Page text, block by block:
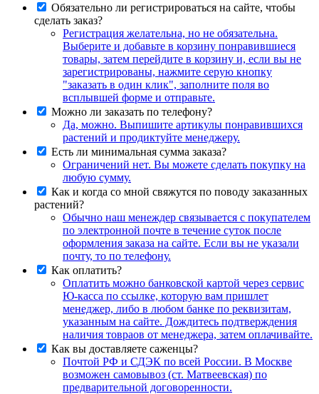
Обязательно ли регистрироваться на сайте, чтобы
сделать заказ?
Регистрация желательна, но не обязательна.
Выберите и добавьте в корзину понравившиеся
товары, затем перейдите в корзину и, если вы не
зарегистрированы, нажмите серую кнопку
"заказать в один клик", заполните поля во
всплывшей форме и отправьте.
Можно ли заказать по телефону?
Да, можно. Выпишите артикулы понравившихся
растений и продиктуйте менеджеру.
Есть ли минимальная сумма заказа?
Ограничений нет. Вы можете сделать покупку на
любую сумму.
Как и когда со мной свяжутся по поводу заказанных
растений?
Обычно наш менеждер связывается с покупателем
по электронной почте в течение суток после
оформления заказа на сайте. Если вы не указали
почту, то по телефону.
Как оплатить?
Оплатить можно банковской картой через сервис
Ю-касса по ссылке, которую вам пришлет
менеджер, либо в любом банке по реквизитам,
указанным на сайте. Дождитесь подтверждения
наличия товраов от менеджера, затем оплачивайте.
Как вы доставляете саженцы?
Почтой РФ и СДЭК по всей России. В Москве
возможен самовывоз (ст. Матвеевская) по
предварительной договоренности.